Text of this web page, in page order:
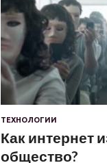
ТЕХНОЛОГИИ
Как интернет
общество?